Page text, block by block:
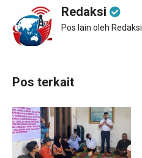
Redaksi
Pos lain oleh Redaksi
Pos terkait